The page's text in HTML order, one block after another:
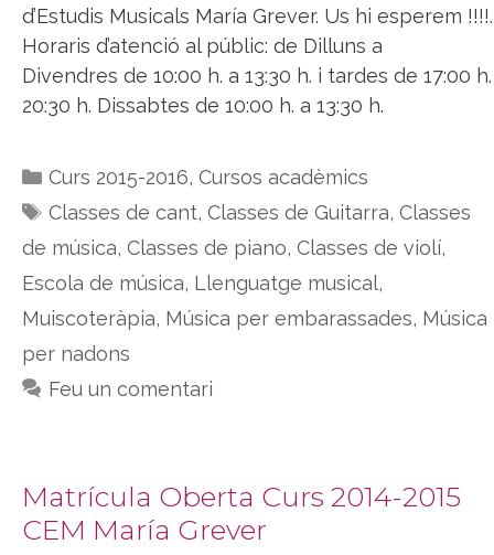
d’Estudis Musicals María Grever. Us hi esperem !!!!.
Horaris d’atenció al públic: de Dilluns a
Divendres de 10:00 h. a 13:30 h. i tardes de 17:00 h.
20:30 h. Dissabtes de 10:00 h. a 13:30 h.
Categories
Curs 2015-2016, Cursos acadèmics
Etiquetes
Classes de cant, Classes de Guitarra, Classes
de música, Classes de piano, Classes de violí,
Escola de música, Llenguatge musical,
Muiscoteràpia, Música per embarassades, Música
per nadons
Feu un comentari
Matrícula Oberta Curs 2014-2015
CEM María Grever